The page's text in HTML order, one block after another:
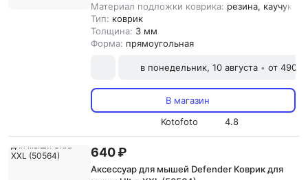
Материал подложки коврика: резина, каучук,
Тип: коврик
Толщина: 3 мм
Форма: прямоугольная
в понедельник, 10 августа • от 490 ₽
В магазин
Kotofoto
4.8
640 ₽
Аксессуар для мышей Defender Коврик для